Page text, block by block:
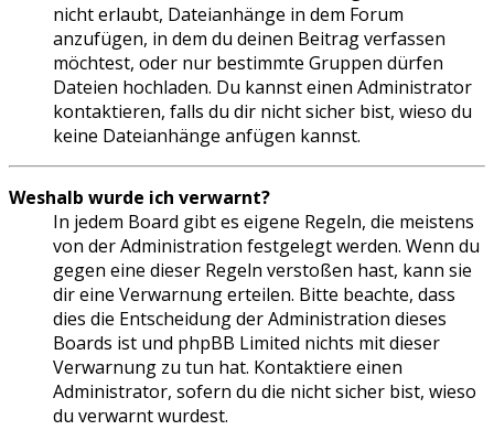
nicht erlaubt, Dateianhänge in dem Forum
anzufügen, in dem du deinen Beitrag verfassen
möchtest, oder nur bestimmte Gruppen dürfen
Dateien hochladen. Du kannst einen Administrator
kontaktieren, falls du dir nicht sicher bist, wieso du
keine Dateianhänge anfügen kannst.
Weshalb wurde ich verwarnt?
In jedem Board gibt es eigene Regeln, die meistens
von der Administration festgelegt werden. Wenn du
gegen eine dieser Regeln verstoßen hast, kann sie
dir eine Verwarnung erteilen. Bitte beachte, dass
dies die Entscheidung der Administration dieses
Boards ist und phpBB Limited nichts mit dieser
Verwarnung zu tun hat. Kontaktiere einen
Administrator, sofern du die nicht sicher bist, wieso
du verwarnt wurdest.